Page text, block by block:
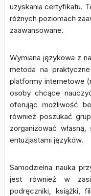
uzyskania certyfikatu.
różnych poziomach
zaawansowane.
Wymiana językowa z
metoda na
platformy internetowe
osoby chcące
oferując możliwość
również poszukać
zorganizować
entuzjastami języków.
Samodzielna nauka
jest również w
podręczniki, książki,